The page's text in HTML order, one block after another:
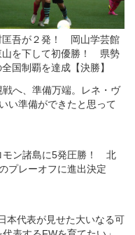
匡吾が２発！ 岡山学芸館
山を下して初優勝！ 県勢
国制覇を達成【決勝】
戦へ、準備万端。レネ・ヴ
い準備ができたと思って
モン諸島に5発圧勝！ 北
プレーオフに進出決定
代表が見せた大いなる可